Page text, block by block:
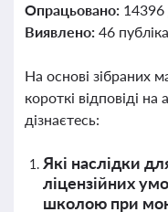
Опрацьовано:
Виявлено: 46
На основі зібраних
короткі відповіді
дізнаєтесь:
Які наслідки
ліцензійних
школою при